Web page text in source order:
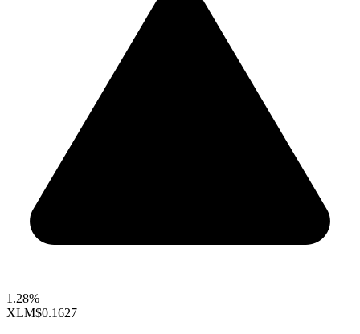
1.28%
XLM$0.1627